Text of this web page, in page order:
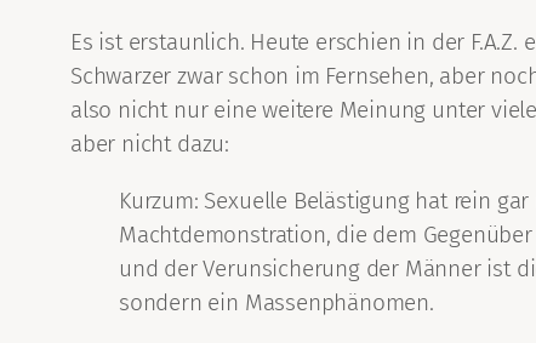
Es ist erstaunlich. Heute erschien in der F.A.Z.
Schwarzer zwar schon im Fernsehen, aber
also nicht nur eine weitere Meinung unter
aber nicht dazu:
Kurzum: Sexuelle Belästigung hat rein
Machtdemonstration, die dem
und der Verunsicherung der Männer ist
sondern ein Massenphänomen.